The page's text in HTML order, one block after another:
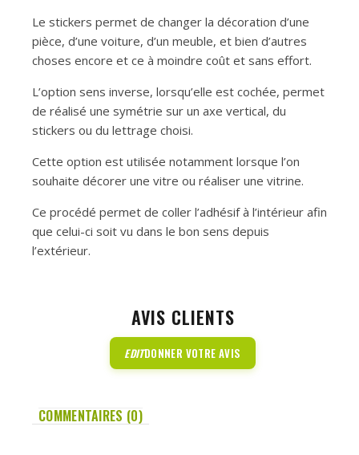
Le stickers permet de changer la décoration d’une
pièce, d’une voiture, d’un meuble, et bien d’autres
choses encore et ce à moindre coût et sans effort.
L’option sens inverse, lorsqu’elle est cochée, permet
de réalisé une symétrie sur un axe vertical, du
stickers ou du lettrage choisi.
Cette option est utilisée notamment lorsque l’on
souhaite décorer une vitre ou réaliser une vitrine.
Ce procédé permet de coller l’adhésif à l’intérieur afin
que celui-ci soit vu dans le bon sens depuis
l’extérieur.
AVIS CLIENTS
EDITDONNER VOTRE AVIS
COMMENTAIRES (0)